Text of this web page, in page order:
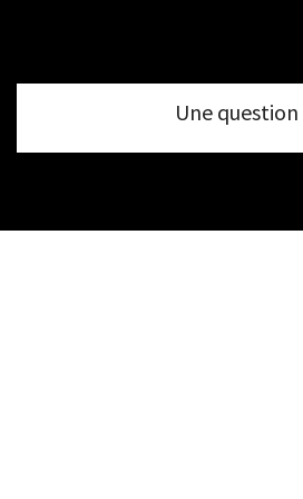
Une question